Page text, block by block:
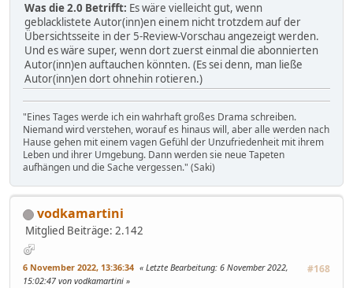
Was die 2.0 Betrifft: Es wäre vielleicht gut, wenn
geblacklistete Autor(inn)en einem nicht trotzdem auf der
Übersichtsseite in der 5-Review-Vorschau angezeigt werden.
Und es wäre super, wenn dort zuerst einmal die abonnierten
Autor(inn)en auftauchen könnten. (Es sei denn, man ließe
Autor(inn)en dort ohnehin rotieren.)
"Eines Tages werde ich ein wahrhaft großes Drama schreiben.
Niemand wird verstehen, worauf es hinaus will, aber alle werden nach
Hause gehen mit einem vagen Gefühl der Unzufriedenheit mit ihrem
Leben und ihrer Umgebung. Dann werden sie neue Tapeten
aufhängen und die Sache vergessen." (Saki)
vodkamartini
Mitglied Beiträge: 2.142
6 November 2022, 13:36:34 #168
Letzte Bearbeitung: 6 November 2022,
15:02:47 von vodkamartini